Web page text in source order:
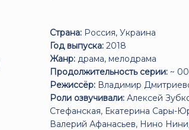
Страна: Россия, Украина
Год выпуска: 2018
Жанр: драма, мелодрама
Продолжительность серии: ~
Режиссёр: Владимир
Роли озвучивали: Алексей
Стефанская, Екатерина Сары-
Валерий Афанасьев, Нино